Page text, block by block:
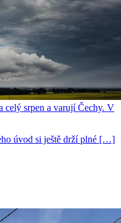
celý srpen a varují Čechy. V
úvod si ještě drží plné […]